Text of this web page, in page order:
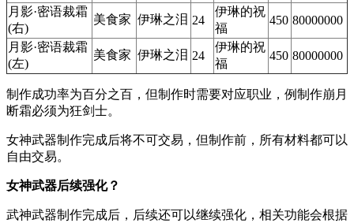
月影·密语裁霜
(右)
美食家 伊琳之泪 24
伊琳的祝
福
450 80000000
月影·密语裁霜
(左)
美食家 伊琳之泪 24
伊琳的祝
福
450 80000000
制作成功率为百分之百，但制作时需要对应职业，例制作崩月
断霜必须为狂剑士。
女神武器制作完成后将不可交易，但制作前，所有材料都可以
自由交易。
女神武器后续强化？
武神武器制作完成后，后续还可以继续强化，相关功能会根据